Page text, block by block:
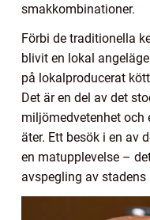
smakkombinationer.
Förbi de traditionella
blivit en lokal
på lokalproducerat
Det är en del av det
miljömedvetenhet och
äter. Ett besök i en av
en matupplevelse –
avspegling av stadens